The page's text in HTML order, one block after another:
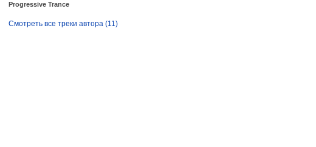
Progressive Trance
Смотреть все треки автора (11)